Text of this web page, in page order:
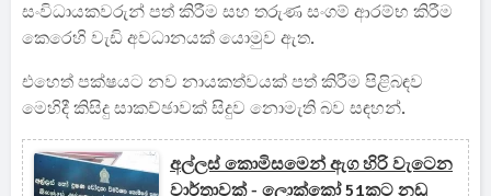
සංවිධායකවරුන් පත් කිරීම සහ තරුණ සංගම් ආරම්භ කිරීම
කෙරෙහි වැඩි අවධානයක් යොමුව ඇත.
එහෙත් පක්ෂයට නව නායකත්වයක් පත් කිරීම පිළිබඳව
මෙහිදී කිසිදු සාකච්ඡාවක් සිදුව නොමැති බව සඳහන්.
අල්ලස් කොමිසමෙන් ඇග හිරි වැටෙන
වාර්තාවක් - ලොක්කෝ 51කට නඩු